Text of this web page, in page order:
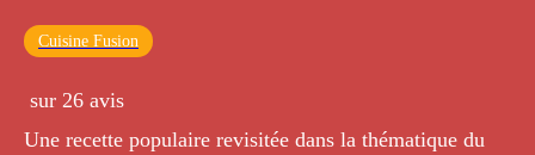
Cuisine Fusion
sur 26 avis
Une recette populaire revisitée dans la thématique du